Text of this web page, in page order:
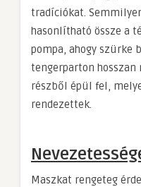
tradíciókat.
hasonlítható össze a
pompa, ahogy szürke
tengerparton
részből épül fel,
rendezettek.
Maszkat rengeteg